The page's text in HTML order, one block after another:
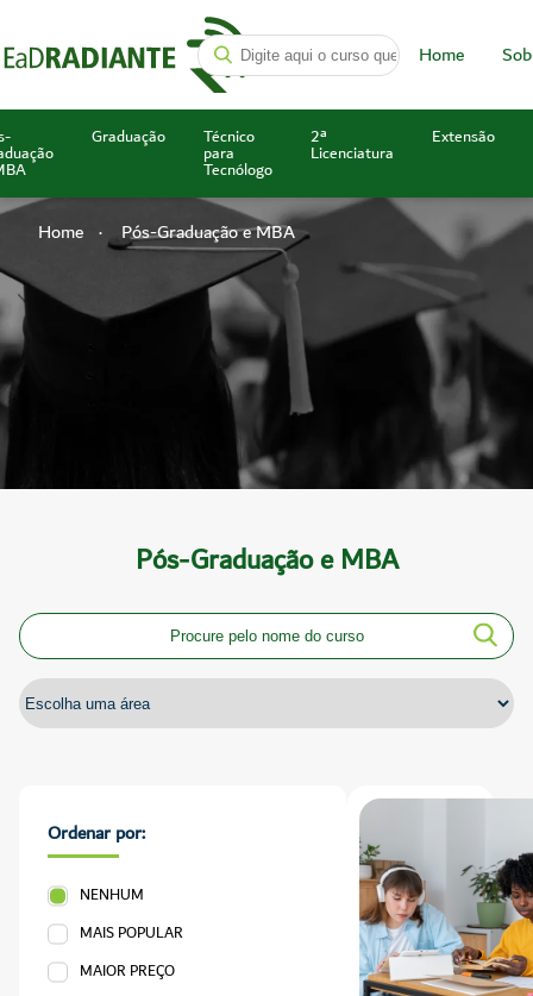
Home
Graduação Técnico
para
Tecnólogo
2ª
Licenciatura
Extensão
Home Pós-Graduação e MBA
Pós-Graduação e MBA
Ordenar por:
NENHUM
MAIS POPULAR
MAIOR PREÇO